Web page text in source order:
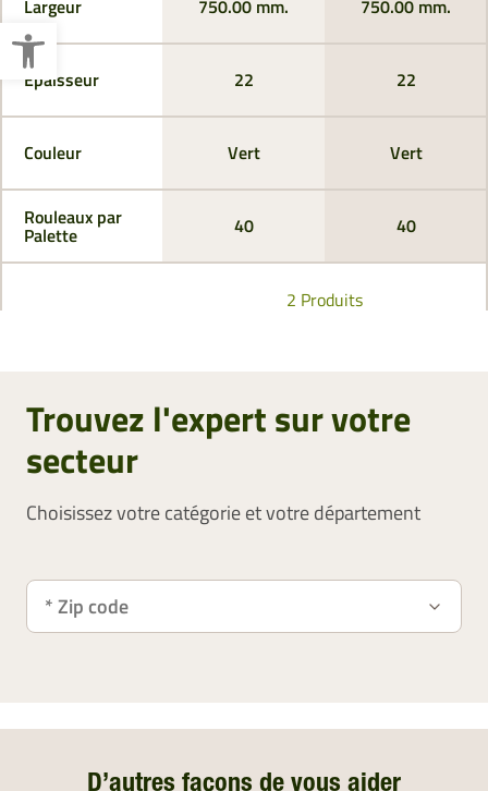
Ouvrir la barre d’outils
Largeur
Épaisseur
Couleur
Rouleaux par
Palette
750.00 mm. 750.00 mm.
22 22
Vert Vert
40 40
2 Produits
Trouvez l'expert sur votre
secteur
Choisissez votre catégorie et votre département
D’autres façons de vous aider